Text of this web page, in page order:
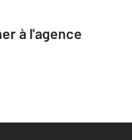
à l'agence